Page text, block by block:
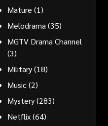
Mature (1)
Melodrama (35)
MGTV Drama Channel
(3)
Military(18)
Music(2)
Mystery(283)
Netflix(64)